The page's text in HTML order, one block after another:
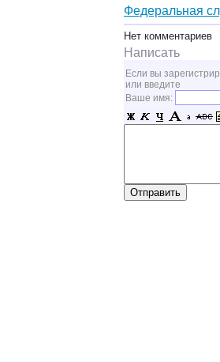
Федеральная
Нет комментариев
Написать
Если вы
или введите
Ваше имя: